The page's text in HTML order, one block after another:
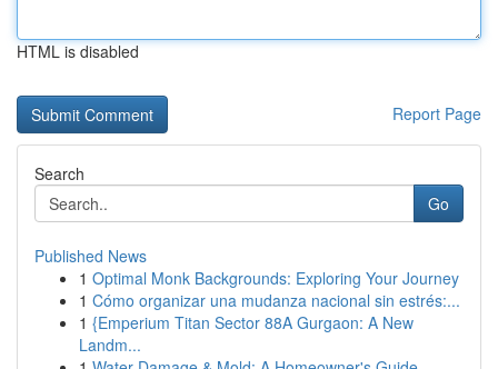
HTML is disabled
Report Page
Search
Go
Published News
1 Optimal Monk Backgrounds: Exploring Your Journey
1 Cómo organizar una mudanza nacional sin estrés:...
1 {Emperium Titan Sector 88A Gurgaon: A New
Landm...